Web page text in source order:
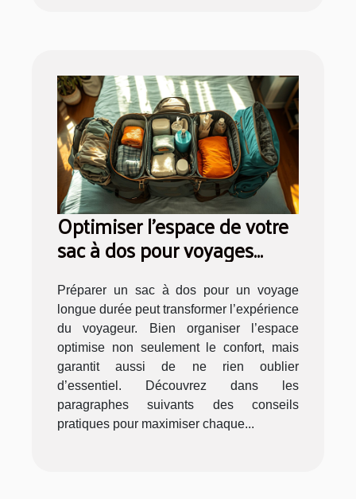
Optimiser l'espace de votre
sac à dos pour voyages
longue durée
Préparer un sac à dos pour un voyage
longue durée peut transformer l’expérience
du voyageur. Bien organiser l’espace
optimise non seulement le confort, mais
garantit aussi de ne rien oublier
d’essentiel. Découvrez dans les
paragraphes suivants des conseils
pratiques pour maximiser chaque...